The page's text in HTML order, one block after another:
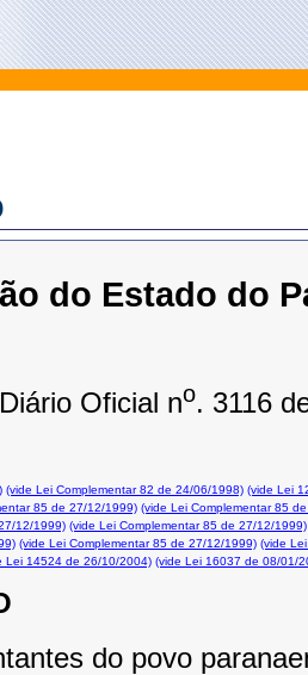
do Estado do
Oficial no. 3116
(vide Lei Complementar 82 de 24/06/1998) (vide Lei
85 de 27/12/1999) (vide Lei Complementar 85
12/1999) (vide Lei Complementar 85 de 27/12/1999)
(vide Lei Complementar 85 de 27/12/1999) (vide
Lei 14524 de 26/10/2004) (vide Lei 16037 de 08/01/
do povo